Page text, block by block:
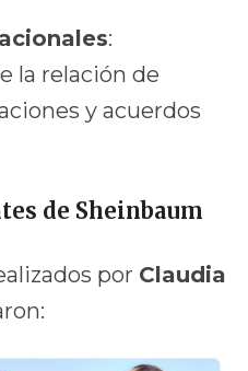
:
la relación de
y acuerdos
de Sheinbaum
por Claudia